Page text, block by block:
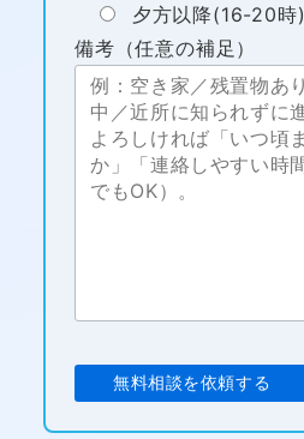
夕方以降(16-20時)
備考（任意の補足）